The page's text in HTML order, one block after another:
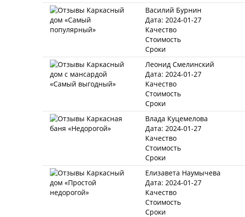
Василий Бурнин
Дата: 2024-01-27
Качество
Стоимость
Сроки
Леонид Смелинский
Дата: 2024-01-27
Качество
Стоимость
Сроки
Влада Куцемелова
Дата: 2024-01-27
Качество
Стоимость
Сроки
Елизавета Наумычева
Дата: 2024-01-27
Качество
Стоимость
Сроки